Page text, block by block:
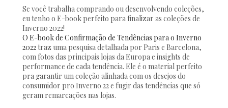
Se você trabalha comprando ou desenvolvendo coleções,
eu tenho o E-book perfeito para finalizar as coleções de
Inverno 2022!
O E-book de Confirmação de Tendências para o Inverno
2022traz uma pesquisa detalhada por Paris e Barcelona,
com fotos das principais lojas da Europa e insights de
performance de cada tendência. Ele é o material perfeito
pra garantir um coleção alinhada com os desejos do
consumidor pro Inverno 22 e fugir das tendências que só
geram remarcações nas lojas.